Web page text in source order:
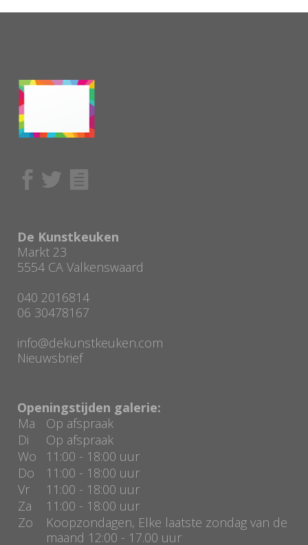
De Kunstkeuken
Markt 23
5554 CA Valkenswaard
040 2016814
06 30478167
info@dekunstkeuken.com
Nieuwsbrief
Openingstijden galerie:
Ma
Op afspraak
Di
Op afspraak
Wo
11:00 - 18:00 uur
Do
11:00 - 18:00 uur
Vr
11:00 - 18:00 uur
Za
11:00 - 18:00 uur
Zo
Koopzondagen, Elke laatste zondag van de
maand 12:00 - 17.00 uur